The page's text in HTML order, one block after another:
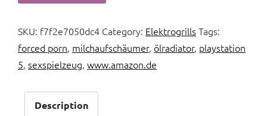
SKU: f7f2e7050dc4 Category: ElektrogrillsTags:
forced porn, milchaufschäumer, ölradiator, playstation
5, sexspielzeug, www.amazon.de
Description